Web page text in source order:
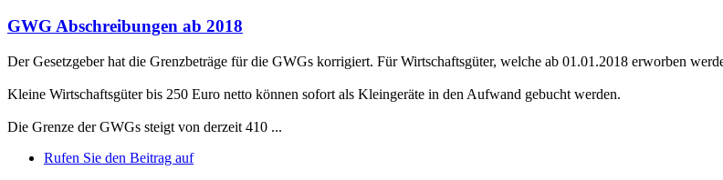
GWG Abschreibungen ab 2018
Der Gesetzgeber hat die Grenzbeträge für die GWGs korrigiert. Für Wirtschaftsgüter, welche ab 01.01.2018 erworben
Kleine Wirtschaftsgüter bis 250 Euro netto können sofort als Kleingeräte in den Aufwand gebucht werden.
Die Grenze der GWGs steigt von derzeit 410 ...
Rufen Sie den Beitrag auf